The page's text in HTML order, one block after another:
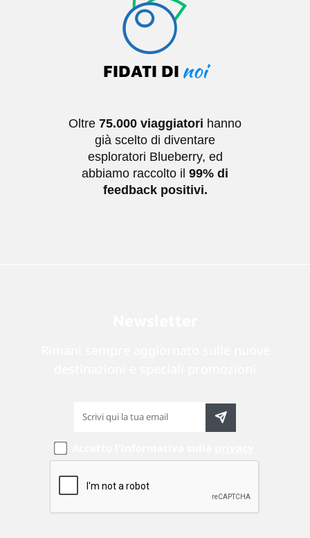
FIDATI DI noi
Oltre 75.000 viaggiatori hanno
già scelto di diventare
esploratori Blueberry, ed
abbiamo raccolto il 99% di
feedback positivi.